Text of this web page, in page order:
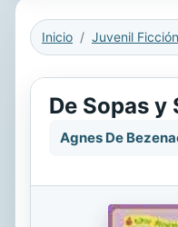
Inicio Juvenil Ficción
De Sopas y
Agnes De